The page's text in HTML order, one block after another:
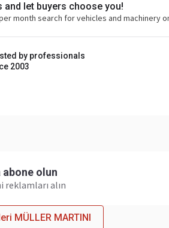
and let buyers choose you!
month search for vehicles and machinery
by professionals
2003
olun
reklamları alın
MÜLLER MARTINI